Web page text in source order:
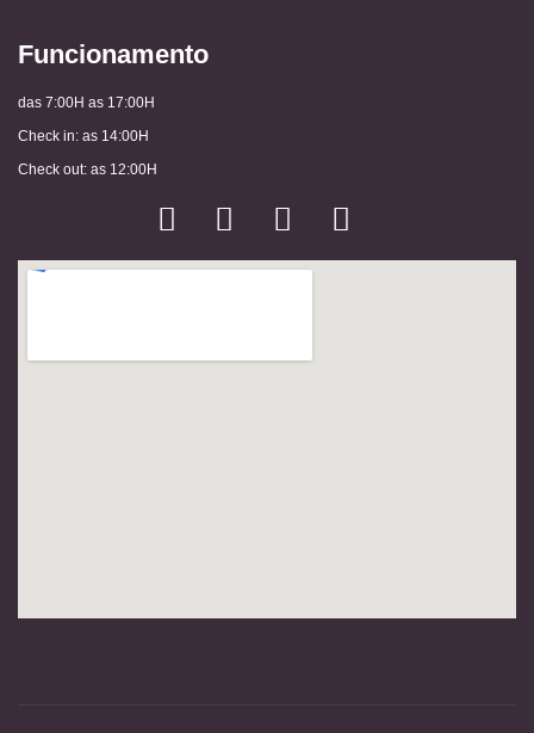
Funcionamento
das 7:00H as 17:00H
Check in: as 14:00H
Check out: as 12:00H